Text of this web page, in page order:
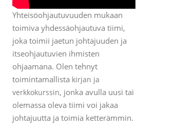
Yhteisöohjautuvuuden mukaan
toimiva yhdessäohjautuva tiimi,
joka toimii jaetun johtajuuden ja
itseohjautuvien ihmisten
ohjaamana. Olen tehnyt
toimintamallista kirjan ja
verkkokurssin, jonka avulla uusi tai
olemassa oleva tiimi voi jakaa
johtajuutta ja toimia ketterämmin.